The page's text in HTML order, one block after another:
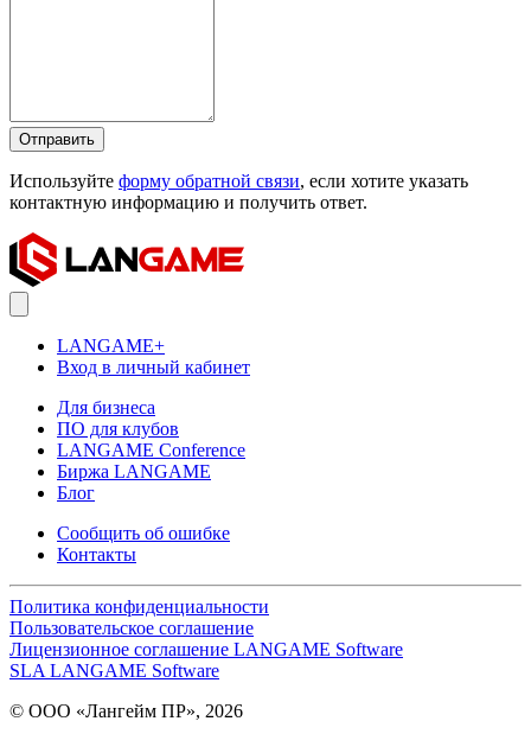
Отправить
Используйте форму обратной связи, если хотите указать
контактную информацию и получить ответ.
LANGAME+
Вход в личный кабинет
Для бизнеса
ПО для клубов
LANGAME Conference
Биржа LANGAME
Блог
Сообщить об ошибке
Контакты
Политика конфиденциальности
Пользовательское соглашение
Лицензионное соглашение LANGAME Software
SLA LANGAME Software
© ООО «Лангейм ПР», 2026